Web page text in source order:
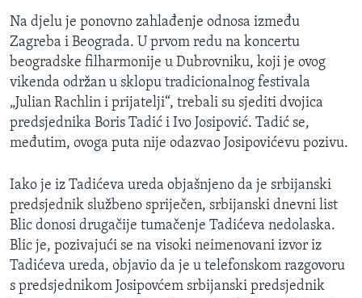
Na djelu je ponovno zahlađenje odnosa između
Zagreba i Beograda. U prvom redu na koncertu
beogradske filharmonije u Dubrovniku, koji je ovog
vikenda održan u sklopu tradicionalnog festivala
„Julian Rachlin i prijatelji“, trebali su sjediti dvojica
predsjednika Boris Tadić i Ivo Josipović. Tadić se,
međutim, ovoga puta nije odazvao Josipovićevu pozivu.
Iako je iz Tadićeva ureda objašnjeno da je srbijanski
predsjednik službeno spriječen, srbijanski dnevni list
Blic donosi drugačije tumačenje Tadićeva nedolaska.
Blic je, pozivajući se na visoki neimenovani izvor iz
Tadićeva ureda, objavio da je u telefonskom razgovoru
s predsjednikom Josipovćem srbijanski predsjednik